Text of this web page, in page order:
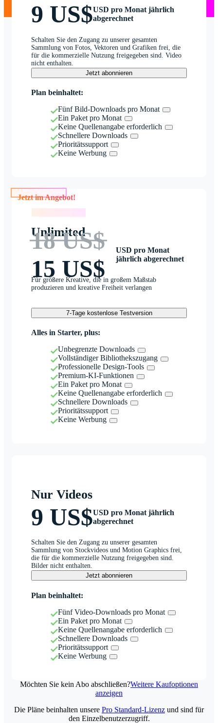
9 US$USD pro Monat jährlich
abgerechnet
Schalten Sie den Zugang zu unserer gesamten
Sammlung von Fotos, Vektoren und Grafiken frei, die
für die kommerzielle Nutzung freigegeben sind. Video
nicht enthalten.
Jetzt abonnieren
Plan beinhaltet:
Fünf Bild-Downloads pro Monat
Ein Paket pro Monat
Keine Quellenangabe erforderlich
Schnellere Downloads
Prioritätssupport
Keine Werbung
Jetzt im Angebot!
Unlimited
18 US$
15 US$
USD pro Monat
jährlich abgerechnet
Für größere Kreative, die in großem Maßstab
produzieren und kreative Freiheit verlangen
7-Tage kostenlose Testversion
Alles in Starter, plus:
Unbegrenzte Downloads
Vollständiger Bibliothekszugang
Professionelle Design-Tools
Premium-KI-Funktionen
Ein Paket pro Monat
Keine Quellenangabe erforderlich
Schnellere Downloads
Prioritätssupport
Keine Werbung
Nur Videos
9 US$USD pro Monat jährlich
abgerechnet
Schalten Sie den Zugang zu unserer gesamten
Sammlung von Stockvideos und Motion Graphics frei,
die für die kommerzielle Nutzung freigegeben sind.
Bilder nicht enthalten.
Jetzt abonnieren
Plan beinhaltet:
Fünf Video-Downloads pro Monat
Ein Paket pro Monat
Keine Quellenangabe erforderlich
Schnellere Downloads
Prioritätssupport
Keine Werbung
Möchten Sie kein Abo abschließen?Weitere Kaufoptionen
anzeigen
Die Pläne beinhalten unsere Pro Standard-Lizenz und sind für
den Einzelbenutzerzugriff.